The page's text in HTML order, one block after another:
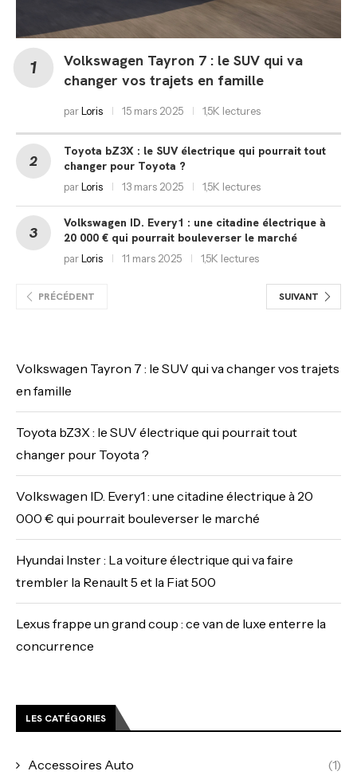
Volkswagen Tayron 7 : le SUV qui va
changer vos trajets en famille
parLoris 15 mars 2025 1,5K lectures
Toyota bZ3X : le SUV électrique qui pourrait tout
changer pour Toyota ?
parLoris 13 mars 2025 1,5K lectures
Volkswagen ID. Every1 : une citadine électrique à
20 000 € qui pourrait bouleverser le marché
parLoris 11 mars 2025 1,5K lectures
PRÉCÉDENT SUIVANT
Volkswagen Tayron 7 : le SUV qui va changer vos trajets
en famille
Toyota bZ3X : le SUV électrique qui pourrait tout
changer pour Toyota ?
Volkswagen ID. Every1 : une citadine électrique à 20
000 € qui pourrait bouleverser le marché
Hyundai Inster : La voiture électrique qui va faire
trembler la Renault 5 et la Fiat 500
Lexus frappe un grand coup : ce van de luxe enterre la
concurrence
LES CATÉGORIES
Accessoires Auto (1)